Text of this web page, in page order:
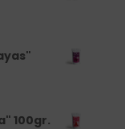
100gr.